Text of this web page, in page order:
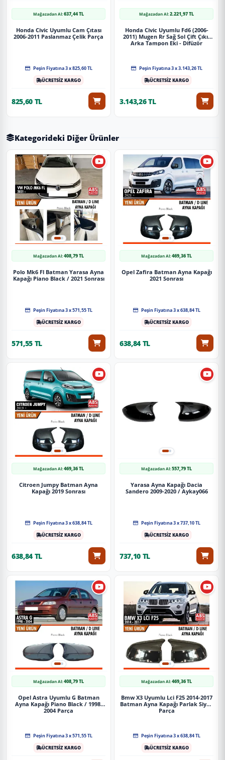
Mağazadan Al:637,44 TL
Honda Civic Uyumlu Cam Çıtası
2006-2011 Paslanmaz Çelik Parça
Peşin Fiyatına 3 x 825,60 TL
ÜCRETSİZ KARGO
825,60 TL
Mağazadan Al:2.221,97 TL
Honda Civic Uyumlu Fd6 (2006-
2011) Mugen Rr Sağ Sol Çift Çıkış
Arka Tampon Eki - Difüzör
Peşin Fiyatına 3 x 3.143,26 TL
ÜCRETSİZ KARGO
3.143,26 TL
Kategorideki Diğer Ürünler
Mağazadan Al:408,79 TL
Polo Mk6 Fl Batman Yarasa Ayna
Kapağı Piano Black / 2021 Sonrası
Peşin Fiyatına 3 x 571,55 TL
ÜCRETSİZ KARGO
571,55 TL
Mağazadan Al:469,36 TL
Opel Zafira Batman Ayna Kapağı
2021 Sonrası
Peşin Fiyatına 3 x 638,84 TL
ÜCRETSİZ KARGO
638,84 TL
Mağazadan Al:469,36 TL
Citroen Jumpy Batman Ayna
Kapağı 2019 Sonrası
Peşin Fiyatına 3 x 638,84 TL
ÜCRETSİZ KARGO
638,84 TL
Mağazadan Al:557,79 TL
Yarasa Ayna Kapağı Dacia
Sandero 2009-2020 / Aykay066
Peşin Fiyatına 3 x 737,10 TL
ÜCRETSİZ KARGO
737,10 TL
Mağazadan Al:408,79 TL
Opel Astra Uyumlu G Batman
Ayna Kapağı Piano Black / 1998-
2004 Parça
Peşin Fiyatına 3 x 571,55 TL
ÜCRETSİZ KARGO
Mağazadan Al:469,36 TL
Bmw X3 Uyumlu Lci F25 2014-2017
Batman Ayna Kapağı Parlak Siyah
Parça
Peşin Fiyatına 3 x 638,84 TL
ÜCRETSİZ KARGO